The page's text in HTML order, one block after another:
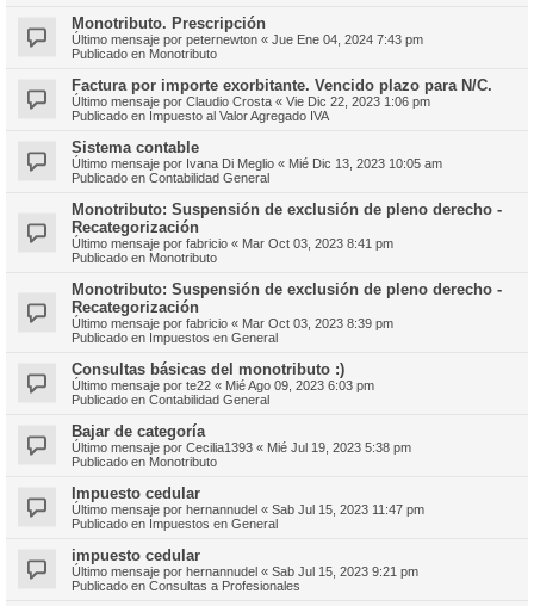
Monotributo. Prescripción
Último mensaje por peternewton « Jue Ene 04, 2024 7:43 pm
Publicado en Monotributo
Factura por importe exorbitante. Vencido plazo para N/C.
Último mensaje por Claudio Crosta « Vie Dic 22, 2023 1:06 pm
Publicado en Impuesto al Valor Agregado IVA
Sistema contable
Último mensaje por Ivana Di Meglio « Mié Dic 13, 2023 10:05 am
Publicado en Contabilidad General
Monotributo: Suspensión de exclusión de pleno derecho -
Recategorización
Último mensaje por fabricio « Mar Oct 03, 2023 8:41 pm
Publicado en Monotributo
Monotributo: Suspensión de exclusión de pleno derecho -
Recategorización
Último mensaje por fabricio « Mar Oct 03, 2023 8:39 pm
Publicado en Impuestos en General
Consultas básicas del monotributo :)
Último mensaje por te22 « Mié Ago 09, 2023 6:03 pm
Publicado en Contabilidad General
Bajar de categoría
Último mensaje por Cecilia1393 « Mié Jul 19, 2023 5:38 pm
Publicado en Monotributo
Impuesto cedular
Último mensaje por hernannudel « Sab Jul 15, 2023 11:47 pm
Publicado en Impuestos en General
impuesto cedular
Último mensaje por hernannudel « Sab Jul 15, 2023 9:21 pm
Publicado en Consultas a Profesionales